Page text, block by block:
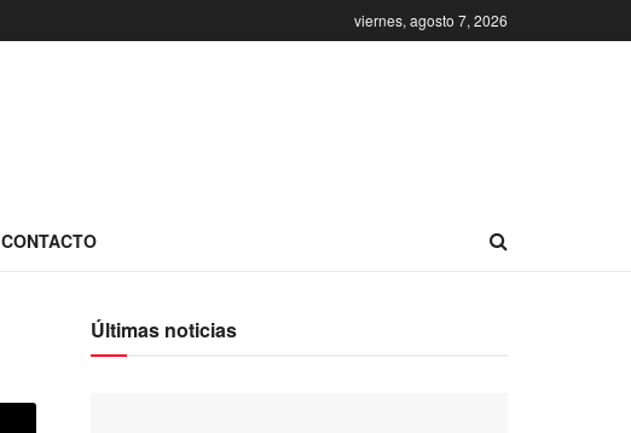
viernes, agosto 7, 2026
CONTACTO
Últimas noticias